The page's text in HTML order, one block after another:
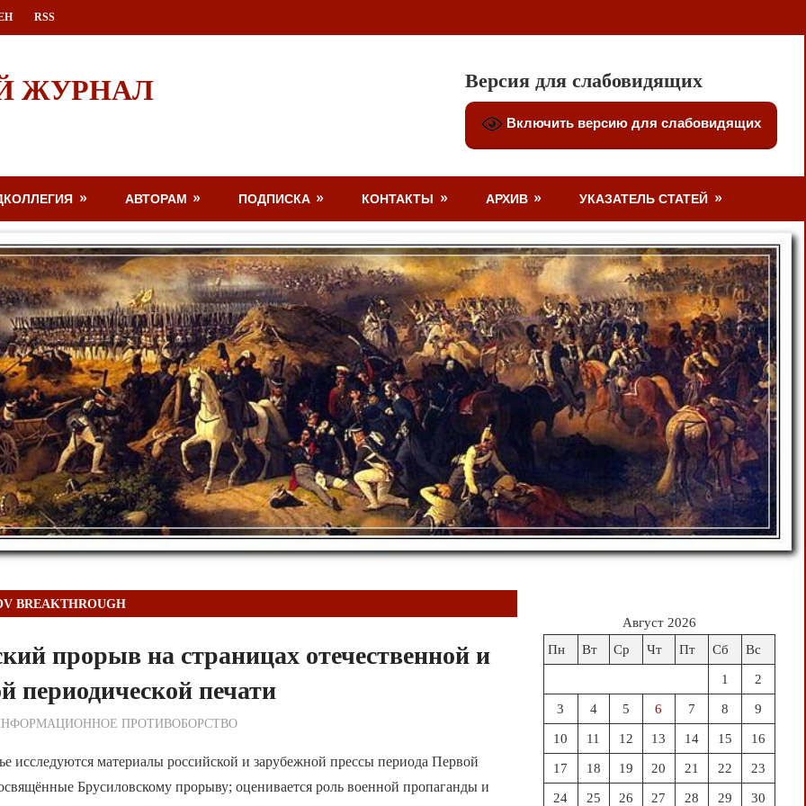
RSS
ЖУРНАЛ Версия для слабовидящих
Включить версию для слабовидящих
АВТОРАМ ПОДПИСКА КОНТАКТЫ АРХИВ УКАЗАТЕЛЬ СТАТЕЙ
BREAKTHROUGH
прорыв на страницах отечественной и
периодической печати
по РедакцииПРОТИВОБОРСТВО
исследуются материалы российской и зарубежной прессы периода Первой
Брусиловскому прорыву; оценивается роль военной пропаганды и
Август 2026
Пн
Вт Ср Чт Пт Сб Вс
1 2
3 4 5 6 7 8 9
10 11 12 13 14 15 16
17 18 19 20 21 22 23
24 25 26 27 28 29 30